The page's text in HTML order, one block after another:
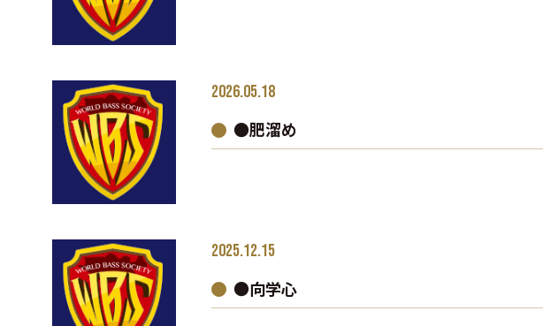
2026.05.18
●肥溜め
2025.12.15
●向学心